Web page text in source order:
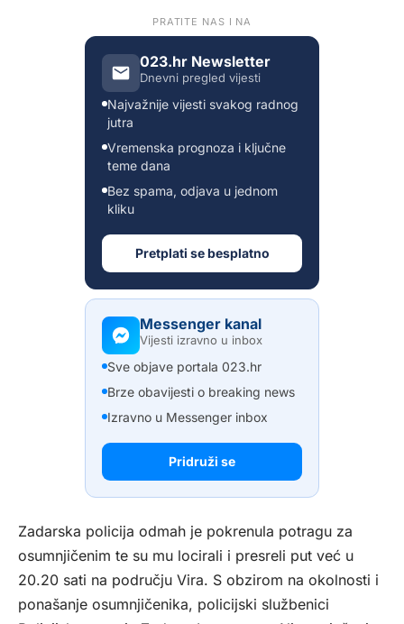
PRATITE NAS I NA
023.hr Newsletter
Dnevni pregled vijesti
Najvažnije vijesti svakog radnog
jutra
Vremenska prognoza i ključne
teme dana
Bez spama, odjava u jednom
kliku
Pretplati se besplatno
Messenger kanal
Vijesti izravno u inbox
Sve objave portala 023.hr
Brze obavijesti o breaking news
Izravno u Messenger inbox
Pridruži se
Zadarska policija odmah je pokrenula potragu za
osumnjičenim te su mu locirali i presreli put već u
20.20 sati na području Vira. S obzirom na okolnosti i
ponašanje osumnjičenika, policijski službenici